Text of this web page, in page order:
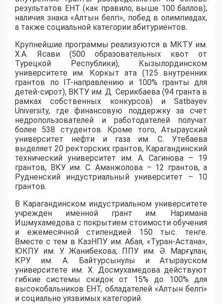
результатов ЕНТ (как правило, выше 100 баллов),
наличия знака «Алтын белгі», побед в олимпиадах,
а также социальной категории абитуриентов.
​Крупнейшие программы реализуются в МКТУ им.
Х.А. Ясави (500 образовательных квот от
Турецкой Республики), Кызылординском
университете им. Коркыт ата (125 внутренних
грантов по IT-направлению и 100% гранты для
детей-сирот), ВКТУ им. Д. Серикбаева (94 гранта в
рамках собственных конкурсов) и Satbayev
University, где финансовую поддержку за счет
недропользователей и работодателей получат
более 538 студентов. Кроме того, Атырауский
университет нефти и газа им. С. Утебаева
выделяет 20 ректорских грантов, Карагандинский
технический университет им. А. Сагинова – 19
грантов, ВКУ им. С. Аманжолова – 12 грантов, а
Рудненский индустриальный университет – 10
грантов.
​В Карагандинском индустриальном университете
учрежден именной грант им. Наримана
Ишмухамедова с покрытием стоимости обучения
и ежемесячной стипендией 150 тыс. тенге.
Вместе с тем в КазНПУ им. Абая, «Туран-Астана»,
ЮКПУ им. У. Жанибекова, ППУ им. Ә. Марғұлан,
КРУ им. А. Байтурсынулы и Атырауском
университете им. Х. Досмухамедова действуют
гибкие системы скидок от 15% до 100% для
высокобальников ЕНТ, обладателей «Алтын белгі»
и социально уязвимых категорий.